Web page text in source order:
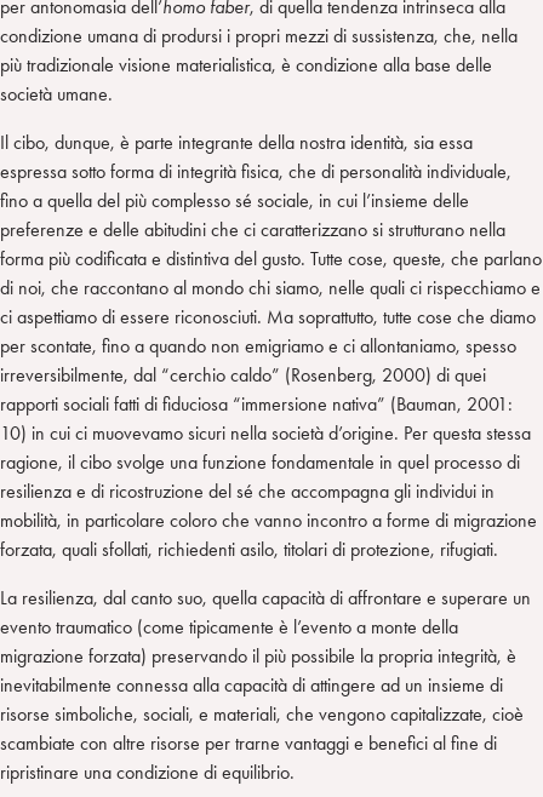
per antonomasia dell’homo faber, di quella tendenza intrinseca alla
condizione umana di prodursi i propri mezzi di sussistenza, che, nella
più tradizionale visione materialistica, è condizione alla base delle
società umane.
Il cibo, dunque, è parte integrante della nostra identità, sia essa
espressa sotto forma di integrità fisica, che di personalità individuale,
fino a quella del più complesso sé sociale, in cui l’insieme delle
preferenze e delle abitudini che ci caratterizzano si strutturano nella
forma più codificata e distintiva del gusto. Tutte cose, queste, che parlano
di noi, che raccontano al mondo chi siamo, nelle quali ci rispecchiamo e
ci aspettiamo di essere riconosciuti. Ma soprattutto, tutte cose che diamo
per scontate, fino a quando non emigriamo e ci allontaniamo, spesso
irreversibilmente, dal “cerchio caldo” (Rosenberg, 2000) di quei
rapporti sociali fatti di fiduciosa “immersione nativa” (Bauman, 2001:
10) in cui ci muovevamo sicuri nella società d’origine. Per questa stessa
ragione, il cibo svolge una funzione fondamentale in quel processo di
resilienza e di ricostruzione del sé che accompagna gli individui in
mobilità, in particolare coloro che vanno incontro a forme di migrazione
forzata, quali sfollati, richiedenti asilo, titolari di protezione, rifugiati.
La resilienza, dal canto suo, quella capacità di affrontare e superare un
evento traumatico (come tipicamente è l’evento a monte della
migrazione forzata) preservando il più possibile la propria integrità, è
inevitabilmente connessa alla capacità di attingere ad un insieme di
risorse simboliche, sociali, e materiali, che vengono capitalizzate, cioè
scambiate con altre risorse per trarne vantaggi e benefici al fine di
ripristinare una condizione di equilibrio.